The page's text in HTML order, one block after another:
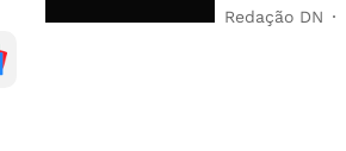
Redação DN